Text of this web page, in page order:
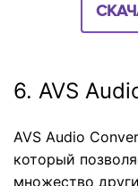
6. AVS
AVS Audio
который
множество